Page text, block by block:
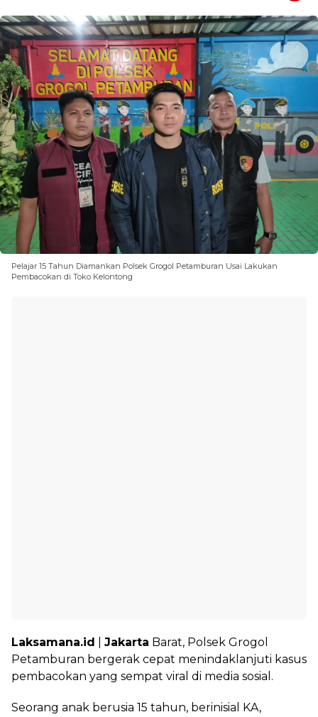
Pelajar 15 Tahun Diamankan Polsek Grogol Petamburan Usai Lakukan
Pembacokan di Toko Kelontong
Laksamana.id Jakarta Barat, Polsek Grogol
Petamburan bergerak cepat menindaklanjuti kasus
pembacokan yang sempat viral di media sosial.
Seorang anak berusia 15 tahun, berinisial KA,